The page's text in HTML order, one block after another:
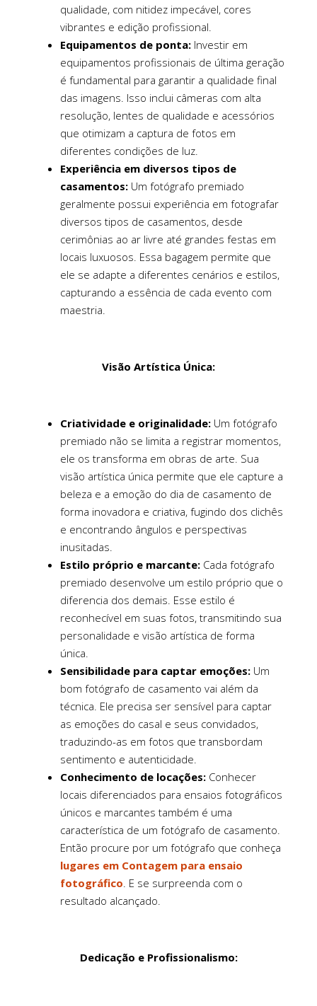
qualidade, com nitidez impecável, cores
vibrantes e edição profissional.
Equipamentos de ponta: Investir em
equipamentos profissionais de última geração
é fundamental para garantir a qualidade final
das imagens. Isso inclui câmeras com alta
resolução, lentes de qualidade e acessórios
que otimizam a captura de fotos em
diferentes condições de luz.
Experiência em diversos tipos de
casamentos: Um fotógrafo premiado
geralmente possui experiência em fotografar
diversos tipos de casamentos, desde
cerimônias ao ar livre até grandes festas em
locais luxuosos. Essa bagagem permite que
ele se adapte a diferentes cenários e estilos,
capturando a essência de cada evento com
maestria.
Visão Artística Única:
Criatividade e originalidade: Um fotógrafo
premiado não se limita a registrar momentos,
ele os transforma em obras de arte. Sua
visão artística única permite que ele capture a
beleza e a emoção do dia de casamento de
forma inovadora e criativa, fugindo dos clichês
e encontrando ângulos e perspectivas
inusitadas.
Estilo próprio e marcante: Cada fotógrafo
premiado desenvolve um estilo próprio que o
diferencia dos demais. Esse estilo é
reconhecível em suas fotos, transmitindo sua
personalidade e visão artística de forma
única.
Sensibilidade para captar emoções: Um
bom fotógrafo de casamento vai além da
técnica. Ele precisa ser sensível para captar
as emoções do casal e seus convidados,
traduzindo-as em fotos que transbordam
sentimento e autenticidade.
Conhecimento de locações: Conhecer
locais diferenciados para ensaios fotográficos
únicos e marcantes também é uma
característica de um fotógrafo de casamento.
Então procure por um fotógrafo que conheça
lugares em Contagem para ensaio
fotográfico. E se surpreenda com o
resultado alcançado.
Dedicação e Profissionalismo: